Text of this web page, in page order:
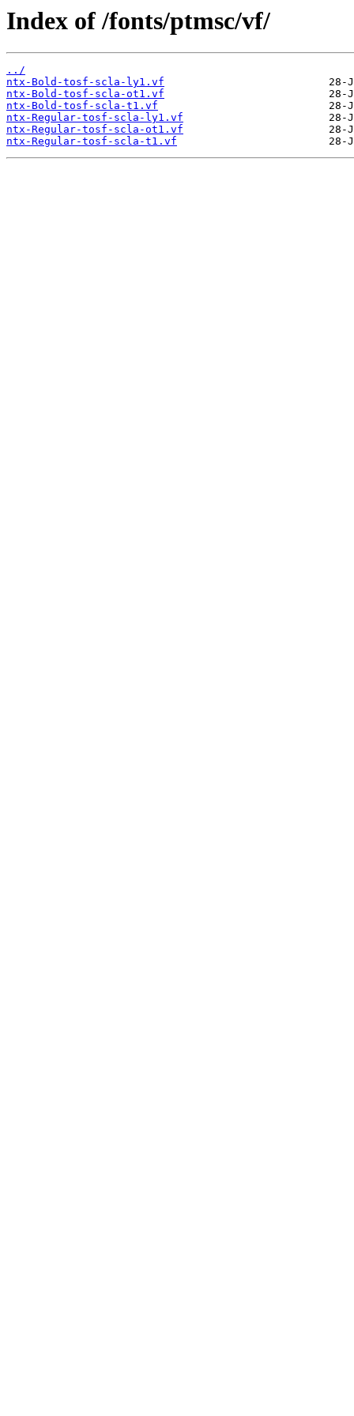
Index of /fonts/ptmsc/vf/
../
ntx-Bold-tosf-scla-ly1.vf
ntx-Bold-tosf-scla-ot1.vf
ntx-Bold-tosf-scla-t1.vf
ntx-Regular-tosf-scla-ly1.vf
ntx-Regular-tosf-scla-ot1.vf
ntx-Regular-tosf-scla-t1.vf